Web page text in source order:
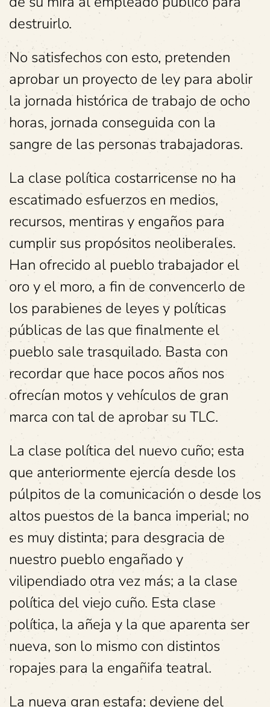
destruirlo.
No satisfechos con esto, pretenden
aprobar un proyecto de ley para abolir
la jornada histórica de trabajo de ocho
horas, jornada conseguida con la
sangre de las personas trabajadoras.
La clase política costarricense no ha
escatimado esfuerzos en medios,
recursos, mentiras y engaños para
cumplir sus propósitos neoliberales.
Han ofrecido al pueblo trabajador el
oro y el moro, a fin de convencerlo de
los parabienes de leyes y políticas
públicas de las que finalmente el
pueblo sale trasquilado. Basta con
recordar que hace pocos años nos
ofrecían motos y vehículos de gran
marca con tal de aprobar su TLC.
La clase política del nuevo cuño; esta
que anteriormente ejercía desde los
púlpitos de la comunicación o desde los
altos puestos de la banca imperial; no
es muy distinta; para desgracia de
nuestro pueblo engañado y
vilipendiado otra vez más; a la clase
política del viejo cuño. Esta clase
política, la añeja y la que aparenta ser
nueva, son lo mismo con distintos
ropajes para la engañifa teatral.
La nueva gran estafa; deviene del